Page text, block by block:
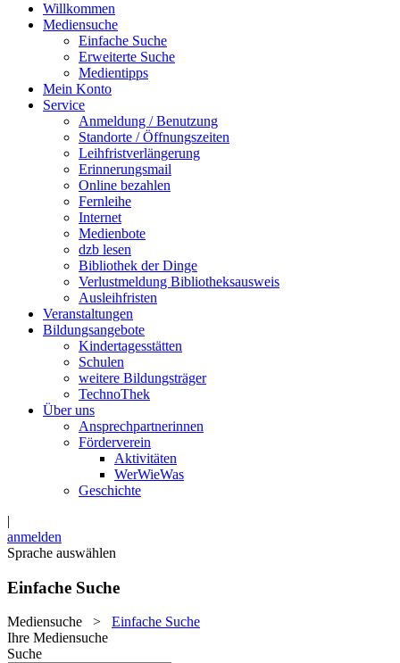
Willkommen
Mediensuche
Einfache Suche
Erweiterte Suche
Medientipps
Mein Konto
Service
Anmeldung / Benutzung
Standorte / Öffnungszeiten
Leihfristverlängerung
Erinnerungsmail
Online bezahlen
Fernleihe
Internet
Medienbote
dzb lesen
Bibliothek der Dinge
Verlustmeldung Bibliotheksausweis
Ausleihfristen
Veranstaltungen
Bildungsangebote
Kindertagesstätten
Schulen
weitere Bildungsträger
TechnoThek
Über uns
Ansprechpartnerinnen
Förderverein
Aktivitäten
WerWieWas
Geschichte
|
anmelden
Sprache auswählen
Einfache Suche
Mediensuche > Einfache Suche
Ihre Mediensuche
Suche